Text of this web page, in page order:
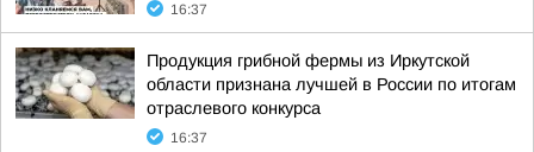
16:37
Продукция грибной фермы из Иркутской
области признана лучшей в России по итогам
отраслевого конкурса
16:37